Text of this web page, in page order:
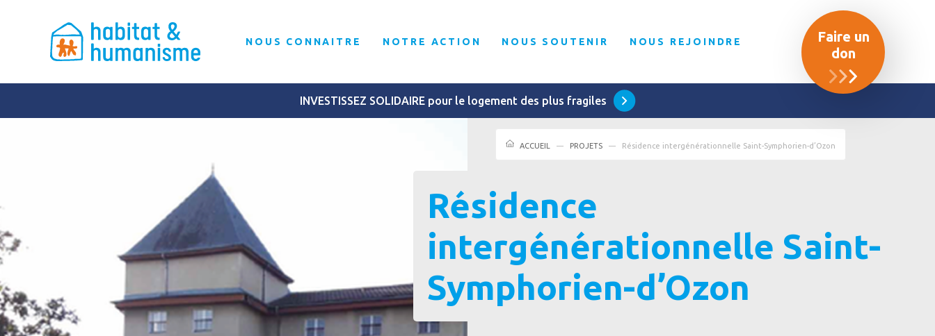
NOUS CONNAITRE NOTRE ACTION NOUS SOUTENIR NOUS REJOINDRE
Faire un
don
INVESTISSEZ SOLIDAIRE pour le logement des plus fragiles
ACCUEIL PROJETS Résidence intergénérationnelle Saint-Symphorien-d’Ozon
Résidence
intergénérationnelle Saint-
Symphorien-d’Ozon